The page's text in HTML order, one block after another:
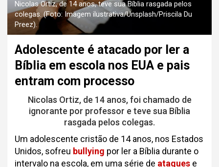
Nicolas Ortiz, de 14 anos, teve sua Bíblia rasgada pelos
colegas. (Foto: Imagem ilustrativa/Unsplash/Priscila Du
Preez).
Adolescente é atacado por ler a
Bíblia em escola nos EUA e pais
entram com processo
Nicolas Ortiz, de 14 anos, foi chamado de
ignorante por professor e teve sua Bíblia
rasgada pelos colegas.
Um adolescente cristão de 14 anos, nos Estados
Unidos, sofreu bullying por ler a Bíblia durante o
intervalo na escola, em uma série de ataques e